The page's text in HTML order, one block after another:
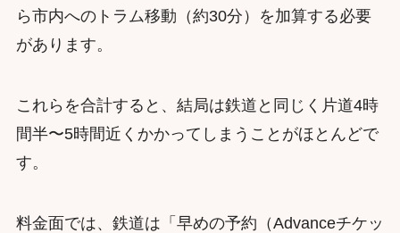
ら市内へのトラム移動（約30分）を加算する必要
があります。
これらを合計すると、結局は鉄道と同じく片道4時
間半〜5時間近くかかってしまうことがほとんどで
す。
料金面では、鉄道は「早めの予約（Advanceチケッ